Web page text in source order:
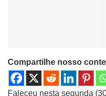
Compartilhe nosso
Faleceu nesta segunda